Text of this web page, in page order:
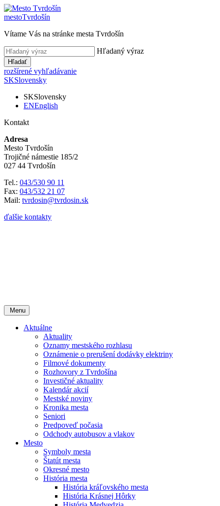
mestoTvrdošín
Vítame Vás na stránke mesta Tvrdošín
Hľadaný výraz
Hľadať
rozšírené vyhľadávanie
SKSlovensky
SKSlovensky
ENEnglish
Kontakt
Adresa
Mesto Tvrdošín
Trojičné námestie 185/2
027 44 Tvrdošín
Tel.: 043/530 90 11
Fax: 043/532 21 07
Mail: tvrdosin@tvrdosin.sk
ďalšie kontakty
Menu
Aktuálne
Aktuality
Oznamy mestského rozhlasu
Oznámenie o prerušení dodávky elektriny
Filmové dokumenty
Rozhovory z Tvrdošína
Investičné aktuality
Kalendár akcií
Mestské noviny
Kronika mesta
Seniori
Predpoveď počasia
Odchody autobusov a vlakov
Mesto
Symboly mesta
Štatút mesta
Okresné mesto
História mesta
História kráľovského mesta
História Krásnej Hôrky